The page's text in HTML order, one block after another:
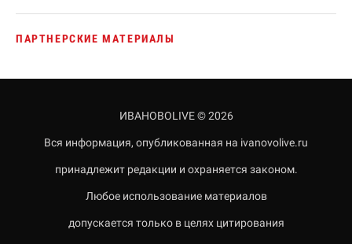
ПАРТНЕРСКИЕ МАТЕРИАЛЫ
ИВАНОВОLIVE © 2026
Вся информация, опубликованная на ivanovolive.ru
принадлежит редакции и охраняется законом.
Любое использование материалов
допускается только в целях цитирования